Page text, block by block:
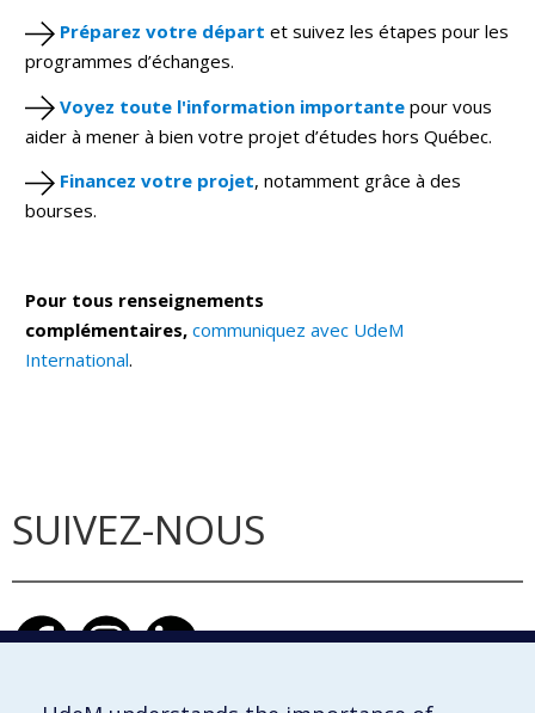
Préparez votre départ et suivez les étapes pour les
programmes d’échanges.
Voyez toute l'information importante pour vous
aider à mener à bien votre projet d’études hors Québec.
Financez votre projet, notamment grâce à des
bourses.
Pour tous renseignements
complémentaires, communiquez avec UdeM
International.
SUIVEZ-NOUS